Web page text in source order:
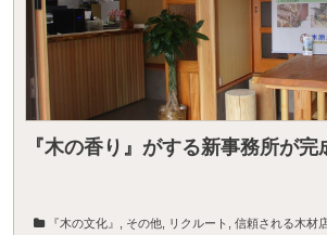
『木の香り』がする新事務所が完
『木の文化』 その他 リクルート 信頼される木材